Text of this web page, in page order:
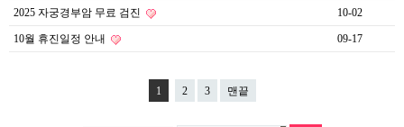
2025 자궁경부암 무료 검진 10-02
10월 휴진일정 안내 09-17
1 2 3 맨끝